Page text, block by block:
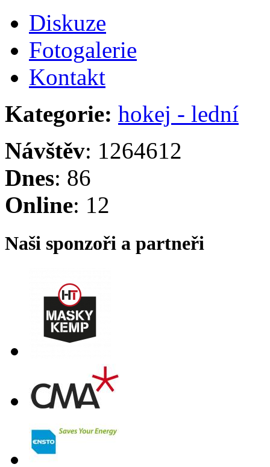
Diskuze
Fotogalerie
Kontakt
Kategorie: hokej - lední
Návštěv: 1264612
Dnes: 86
Online: 12
Naši sponzoři a partneři